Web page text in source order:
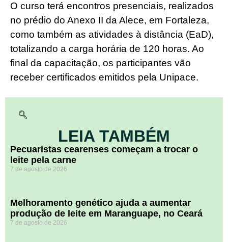
O curso terá encontros presenciais, realizados
no prédio do Anexo II da Alece, em Fortaleza,
como também as atividades à distância (EaD),
totalizando a carga horária de 120 horas. Ao
final da capacitação, os participantes vão
receber certificados emitidos pela Unipace.
LEIA TAMBÉM
Pecuaristas cearenses começam a trocar o
leite pela carne
7 de agosto de 2026
Melhoramento genético ajuda a aumentar
produção de leite em Maranguape, no Ceará
7 de agosto de 2026